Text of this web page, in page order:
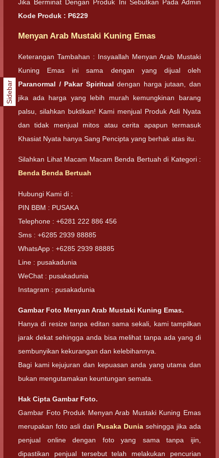
Jika Berminat Dengan Produk Ini Sebutkan Pada Admin
Kode Produk : P6229
Menyan Arab Mustaki Kuning Emas
Keterangan Tambahan : Insyaallah Menyan Arab Mustaki
Kuning Emas ini sama dengan yang dijual oleh
Paranormal / Pakar Spiritual dengan harga jutaan, dan
jika ada harga yang lebih murah kemungkinan barang
palsu, silahkan buktikan! Kami menjual Produk Asli Nyata
dan tidak menjual mitos atau cerita apapun termasuk
Khasiat Nyata hanya Sang Pencipta yang berhak atas itu.
Silahkan Lihat Macam Macam Benda Bertuah di Kategori :
Benda Benda Bertuah
Hubungi Kami di :
PIN BBM : PUSAKA
Telephone : +6281 222 886 456
Sms : +6285 2939 88885
WhatsApp : +6285 2939 88885
Line : pusakadunia
WeChat : pusakadunia
Instagram : pusakadunia
Gambar Foto Menyan Arab Mustaki Kuning Emas.
Hanya di resize tanpa editan sama sekali, kami tampilkan
jarak dekat sehingga anda bisa melihat tanpa ada yang di
sembunyikan kekurangan dan kelebihannya.
Bagi kami kejujuran dan kepuasan anda yang utama dan
bukan mengutamakan keuntungan semata.
Hak Cipta Gambar Foto.
Gambar Foto Produk Menyan Arab Mustaki Kuning Emas
merupakan foto asli dari Pusaka Dunia sehingga jika ada
penjual online dengan foto yang sama tanpa ijin,
dipastikan penjual tersebut telah melakukan pencurian
Sidebar